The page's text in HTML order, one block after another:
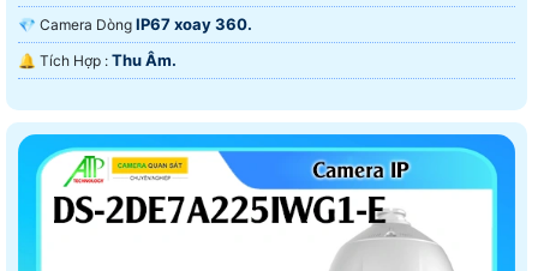
💎 Camera Dòng IP67 xoay 360.
️🔔 Tích Hợp : Thu Âm.